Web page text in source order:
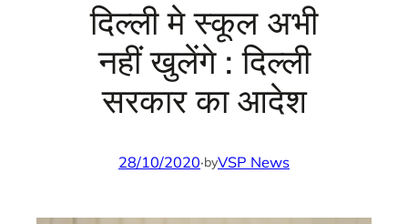
दिल्ली मे स्कूल अभी
नहीं खुलेंगे : दिल्ली
सरकार का आदेश
28/10/2020·byVSP News